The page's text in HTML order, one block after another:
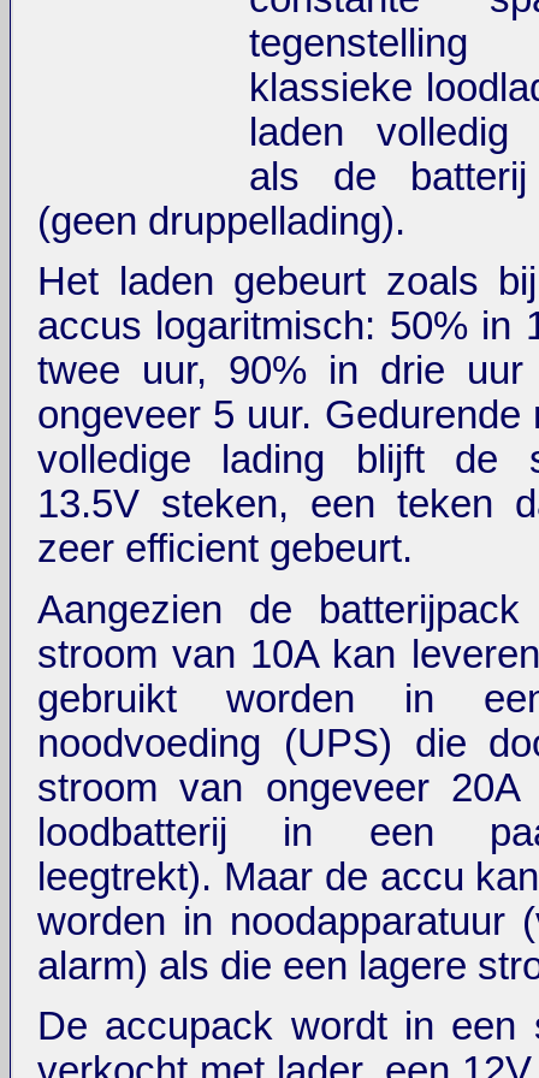
klassieke
laden volledig
als de
(geen druppellading).
Het laden gebeurt zoals
accus logaritmisch: 50% in
twee uur, 90% in drie
ongeveer 5 uur. Gedurende
volledige lading blijft de
13.5V steken, een teken
zeer efficient gebeurt.
Aangezien de
stroom van 10A kan
gebruikt worden in
noodvoeding (UPS) die
stroom van ongeveer
loodbatterij in een
leegtrekt). Maar de accu
worden in noodapparatuur
alarm) als die een lagere
De accupack wordt in een